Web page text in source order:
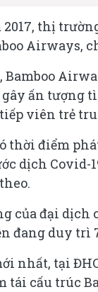
2017, thị
Airways,
Bamboo
ấn tượng
viên trẻ
thời điểm
dịch Covid-
của đại dịch
đang duy trì
nhất, tại
tái cấu trúc